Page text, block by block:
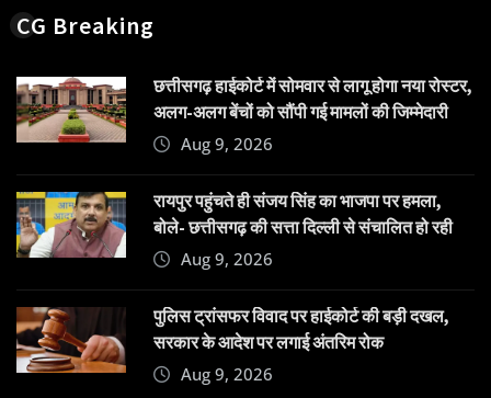
CG Breaking
छत्तीसगढ़ हाईकोर्ट में सोमवार से लागू होगा नया रोस्टर,
अलग-अलग बेंचों को सौंपी गई मामलों की जिम्मेदारी
Aug 9, 2026
रायपुर पहुंचते ही संजय सिंह का भाजपा पर हमला,
बोले- छत्तीसगढ़ की सत्ता दिल्ली से संचालित हो रही
Aug 9, 2026
पुलिस ट्रांसफर विवाद पर हाईकोर्ट की बड़ी दखल,
सरकार के आदेश पर लगाई अंतरिम रोक
Aug 9, 2026